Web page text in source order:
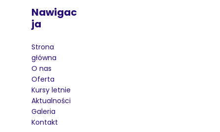
Nawigac
Ja
Strona
główna
O nas
Oferta
Kursy letnie
Aktualności
Galeria
Kontakt